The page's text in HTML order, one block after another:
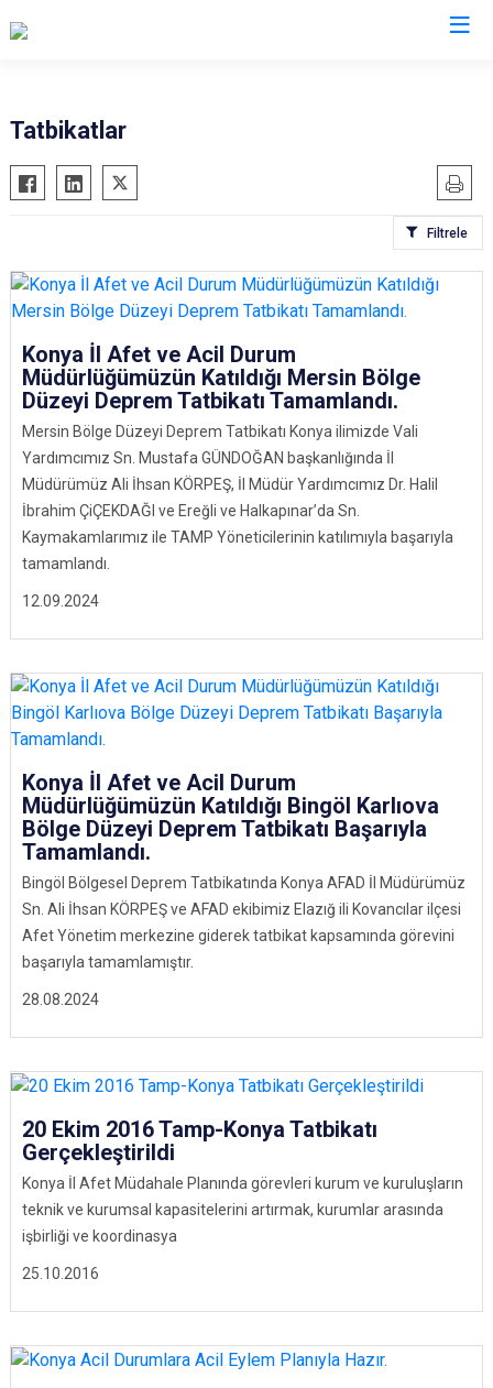
Tatbikatlar
Filtrele
12.09.2024
Konya İl Afet ve Acil Durum
Müdürlüğümüzün Katıldığı Mersin Bölge
Düzeyi Deprem Tatbikatı Tamamlandı.
Mersin Bölge Düzeyi Deprem Tatbikatı Konya ilimizde Vali
Yardımcımız Sn. Mustafa GÜNDOĞAN başkanlığında İl
Müdürümüz Ali İhsan KÖRPEŞ, İl Müdür Yardımcımız Dr. Halil
İbrahim ÇiÇEKDAĞI ve Ereğli ve Halkapınar’da Sn.
Kaymakamlarımız ile TAMP Yöneticilerinin katılımıyla başarıyla
tamamlandı.
28.08.2024
Konya İl Afet ve Acil Durum
Müdürlüğümüzün Katıldığı Bingöl Karlıova
Bölge Düzeyi Deprem Tatbikatı Başarıyla
Tamamlandı.
Bingöl Bölgesel Deprem Tatbikatında Konya AFAD İl Müdürümüz
Sn. Ali İhsan KÖRPEŞ ve AFAD ekibimiz Elazığ ili Kovancılar ilçesi
Afet Yönetim merkezine giderek tatbikat kapsamında görevini
başarıyla tamamlamıştır.
25.10.2016
20 Ekim 2016 Tamp-Konya Tatbikatı
Gerçekleştirildi
Konya İl Afet Müdahale Planında görevleri kurum ve kuruluşların
teknik ve kurumsal kapasitelerini artırmak, kurumlar arasında
işbirliği ve koordinasya